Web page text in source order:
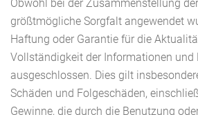
Obwohl bei der Zusammenstellung
größtmögliche Sorgfalt angewendet
Haftung oder Garantie für die
Vollständigkeit der Informationen und
ausgeschlossen. Dies gilt
Schäden und Folgeschäden,
Gewinne, die durch die Benutzung